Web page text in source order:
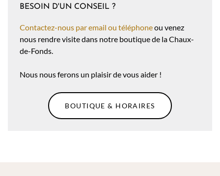
BESOIN D'UN CONSEIL ?
Contactez-nous par email ou téléphoneou venez
nous rendre visite dans notre boutique de la Chaux-
de-Fonds.
Nous nous ferons un plaisir de vous aider !
BOUTIQUE & HORAIRES